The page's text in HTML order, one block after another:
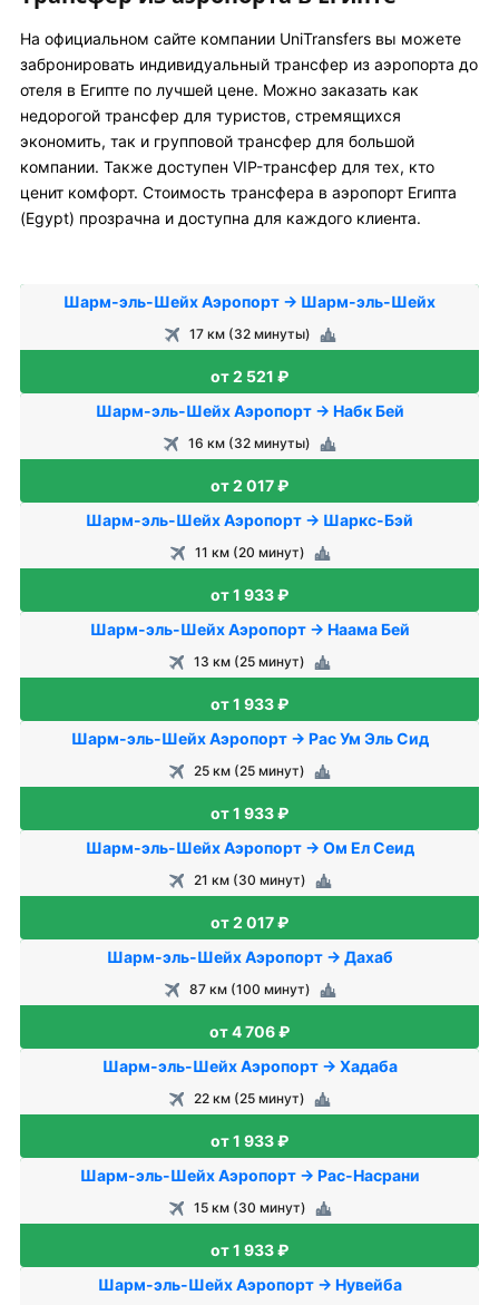
На официальном сайте компании UniTransfers вы можете
забронировать индивидуальный трансфер из аэропорта до
отеля в Египте по лучшей цене. Можно заказать как
недорогой трансфер для туристов, стремящихся
экономить, так и групповой трансфер для большой
компании. Также доступен VIP-трансфер для тех, кто
ценит комфорт. Стоимость трансфера в аэропорт Египта
(Egypt) прозрачна и доступна для каждого клиента.
Шарм-эль-Шейх Аэропорт → Шарм-эль-Шейх
17 км (32 минуты)
от 2 521 ₽
Шарм-эль-Шейх Аэропорт → Набк Бей
16 км (32 минуты)
от 2 017 ₽
Шарм-эль-Шейх Аэропорт → Шаркс-Бэй
11 км (20 минут)
от 1 933 ₽
Шарм-эль-Шейх Аэропорт → Наама Бей
13 км (25 минут)
от 1 933 ₽
Шарм-эль-Шейх Аэропорт → Рас Ум Эль Сид
25 км (25 минут)
от 1 933 ₽
Шарм-эль-Шейх Аэропорт → Ом Ел Сеид
21 км (30 минут)
от 2 017 ₽
Шарм-эль-Шейх Аэропорт → Дахаб
87 км (100 минут)
от 4 706 ₽
Шарм-эль-Шейх Аэропорт → Хадаба
22 км (25 минут)
от 1 933 ₽
Шарм-эль-Шейх Аэропорт → Рас-Насрани
15 км (30 минут)
от 1 933 ₽
Шарм-эль-Шейх Аэропорт → Нувейба